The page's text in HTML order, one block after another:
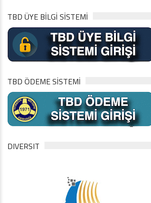
TBD ÜYE BİLGİ SİSTEMİ
TBD ÖDEME SİSTEMİ
DIVERSIT